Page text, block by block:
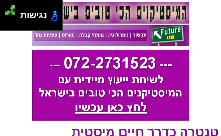
טנטרה כדרך חיים מיסטית
נגישות